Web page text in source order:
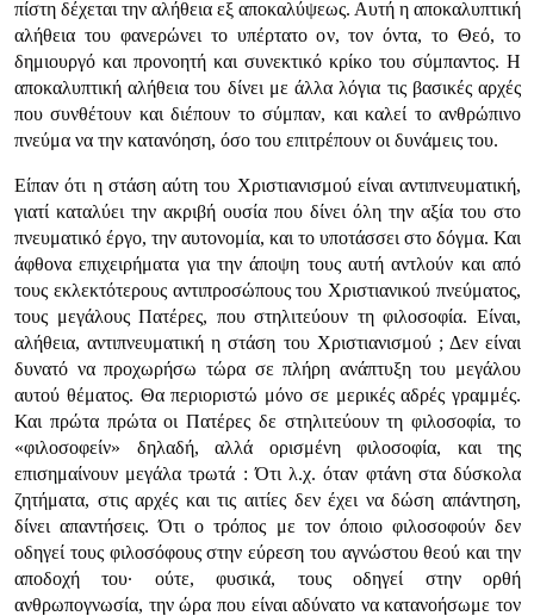
πίστη δέχεται την αλήθεια εξ αποκαλύψεως. Αυτή η αποκαλυπτική
αλήθεια του φανερώνει το υπέρτατο ον, τον όντα, το Θεό, το
δημιουργό και προνοητή και συνεκτικό κρίκο του σύμπαντος. Η
αποκαλυπτική αλήθεια του δίνει με άλλα λόγια τις βασικές αρχές
που συνθέτουν και διέπουν το σύμπαν, και καλεί το ανθρώπινο
πνεύμα να την κατανόηση, όσο του επιτρέπουν οι δυνάμεις του.
Είπαν ότι η στάση αύτη του Χριστιανισμού είναι αντιπνευματική,
γιατί καταλύει την ακριβή ουσία που δίνει όλη την αξία του στο
πνευματικό έργο, την αυτονομία, και το υποτάσσει στο δόγμα. Και
άφθονα επιχειρήματα για την άποψη τους αυτή αντλούν και από
τους εκλεκτότερους αντιπροσώπους του Χριστιανικού πνεύματος,
τους μεγάλους Πατέρες, που στηλιτεύουν τη φιλοσοφία. Είναι,
αλήθεια, αντιπνευματική η στάση του Χριστιανισμού ; Δεν είναι
δυνατό να προχωρήσω τώρα σε πλήρη ανάπτυξη του μεγάλου
αυτού θέματος. Θα περιοριστώ μόνο σε μερικές αδρές γραμμές.
Και πρώτα πρώτα οι Πατέρες δε στηλιτεύουν τη φιλοσοφία, το
«φιλοσοφείν» δηλαδή, αλλά ορισμένη φιλοσοφία, και της
επισημαίνουν μεγάλα τρωτά : Ότι λ.χ. όταν φτάνη στα δύσκολα
ζητήματα, στις αρχές και τις αιτίες δεν έχει να δώση απάντηση,
δίνει απαντήσεις. Ότι ο τρόπος με τον όποιο φιλοσοφούν δεν
οδηγεί τους φιλοσόφους στην εύρεση του αγνώστου θεού και την
αποδοχή του· ούτε, φυσικά, τους οδηγεί στην ορθή
ανθρωπογνωσία, την ώρα που είναι αδύνατο να κατανοήσωμε τον